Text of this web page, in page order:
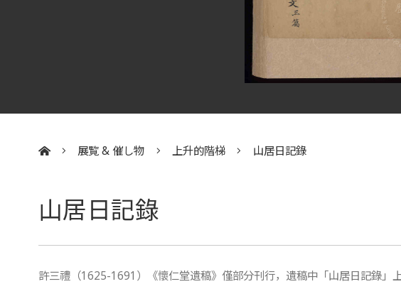
展覧 & 催し物 上升的階梯 山居日記錄
山居日記錄
許三禮（1625-1691）《懷仁堂遺稿》僅部分刊行，遺稿中「山居日記錄」